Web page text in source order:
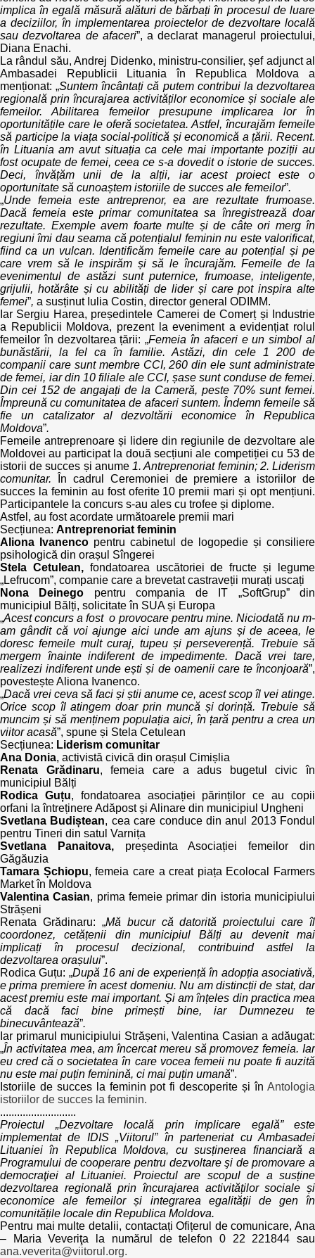
implica în egală măsură alături de bărbați în procesul de luare
a deciziilor, în implementarea proiectelor de dezvoltare locală
sau dezvoltarea de afaceri”, a declarat managerul proiectului,
Diana Enachi.
La rândul său, Andrej Didenko, ministru-consilier, șef adjunct al
Ambasadei Republicii Lituania în Republica Moldova a
menționat: „Suntem încântați că putem contribui la dezvoltarea
regională prin încurajarea activităților economice și sociale ale
femeilor. Abilitarea femeilor presupune implicarea lor în
oportunitățile care le oferă societatea. Astfel, încurajăm femeile
să participe la viața social-politică și economică a țării. Recent.
în Lituania am avut situația ca cele mai importante poziții au
fost ocupate de femei, ceea ce s-a dovedit o istorie de succes.
Deci, învățăm unii de la alții, iar acest proiect este o
oportunitate să cunoaștem istoriile de succes ale femeilor”.
„Unde femeia este antreprenor, ea are rezultate frumoase.
Dacă femeia este primar comunitatea sa înregistrează doar
rezultate. Exemple avem foarte multe și de câte ori merg în
regiuni îmi dau seama că potențialul feminin nu este valorificat,
fiind ca un vulcan. Identificăm femeile care au potențial și pe
care vrem să le inspirăm și să le încurajăm. Femeile de la
evenimentul de astăzi sunt puternice, frumoase, inteligente,
grijulii, hotărâte și cu abilități de lider și care pot inspira alte
femei”, a susținut Iulia Costin, director general ODIMM.
Iar Sergiu Harea, președintele Camerei de Comerț și Industrie
a Republicii Moldova, prezent la eveniment a evidențiat rolul
femeilor în dezvoltarea țării: „Femeia în afaceri e un simbol al
bunăstării, la fel ca în familie. Astăzi, din cele 1 200 de
companii care sunt membre CCI, 260 din ele sunt administrate
de femei, iar din 10 filiale ale CCI, șase sunt conduse de femei.
Din cei 152 de angajați de la Cameră, peste 70% sunt femei.
Împreună cu comunitatea de afaceri suntem. Îndemn femeile să
fie un catalizator al dezvoltării economice în Republica
Moldova”.
Femeile antreprenoare și lidere din regiunile de dezvoltare ale
Moldovei au participat la două secțiuni ale competiției cu 53 de
istorii de succes și anume 1. Antreprenoriat feminin; 2. Liderism
comunitar. În cadrul Ceremoniei de premiere a istoriilor de
succes la feminin au fost oferite 10 premii mari și opt mențiuni.
Participantele la concurs s-au ales cu trofee și diplome.
Astfel, au fost acordate următoarele premii mari
Secțiunea: Antreprenoriat feminin
Aliona Ivanenco pentru cabinetul de logopedie și consiliere
psihologică din orașul Sîngerei
Stela Cetulean, fondatoarea uscătoriei de fructe și legume
„Lefrucom”, companie care a brevetat castraveții murați uscați
Nona Deinego pentru compania de IT „SoftGrup” din
municipiul Bălți, solicitate în SUA și Europa
„Acest concurs a fost o provocare pentru mine. Niciodată nu m-
am gândit că voi ajunge aici unde am ajuns și de aceea, le
doresc femeile mult curaj, tupeu și perseverență. Trebuie să
mergem înainte indiferent de impedimente. Dacă vrei tare,
realizezi indiferent unde ești și de oamenii care te înconjoară”,
povestește Aliona Ivanenco.
„Dacă vrei ceva să faci și știi anume ce, acest scop îl vei atinge.
Orice scop îl atingem doar prin muncă și dorință. Trebuie să
muncim și să menținem populația aici, în țară pentru a crea un
viitor acasă”, spune și Stela Cetulean
Secțiunea: Liderism comunitar
Ana Donia, activistă civică din orașul Cimișlia
Renata Grădinaru, femeia care a adus bugetul civic în
municipiul Bălți
Rodica Guțu, fondatoarea asociației părinților ce au copii
orfani la întreținere Adăpost și Alinare din municipiul Ungheni
Svetlana Budiștean, cea care conduce din anul 2013 Fondul
pentru Tineri din satul Varnița
Svetlana Panaitova,președinta Asociației femeilor din
Găgăuzia
Tamara Șchiopu, femeia care a creat piața Ecolocal Farmers
Market în Moldova
Valentina Casian, prima femeie primar din istoria municipiului
Strășeni
Renata Grădinaru: „Mă bucur că datorită proiectului care îl
coordonez, cetățenii din municipiul Bălți au devenit mai
implicați în procesul decizional, contribuind astfel la
dezvoltarea orașului”.
Rodica Guțu: „După 16 ani de experiență în adopția asociativă,
e prima premiere în acest domeniu. Nu am distincții de stat, dar
acest premiu este mai important. Și am înțeles din practica mea
că dacă faci bine primești bine, iar Dumnezeu te
binecuvântează”.
Iar primarul municipiului Strășeni, Valentina Casian a adăugat:
„În activitatea mea,am încercat mereu să promovez femeia. Iar
eu cred că o societatea în care vocea femeii nu poate fi auzită
nu este mai puțin feminină, ci mai puțin umană”.
Istoriile de succes la feminin pot fi descoperite și în Antologia
istoriilor de succes la feminin.
...........................
Proiectul „Dezvoltare locală prin implicare egală” este
implementat de IDIS „Viitorul” în parteneriat cu Ambasadei
Lituaniei în Republica Moldova, cu susținerea financiară a
Programului de cooperare pentru dezvoltare şi de promovare a
democraţiei al Lituaniei. Proiectul are scopul de a susține
dezvoltarea regională prin încurajarea activităților sociale și
economice ale femeilor și integrarea egalității de gen în
comunitățile locale din Republica Moldova.
Pentru mai multe detalii, contactați Ofițerul de comunicare, Ana
– Maria Veveriţa la numărul de telefon 0 22 221844 sau
ana.veverita@viitorul.org.